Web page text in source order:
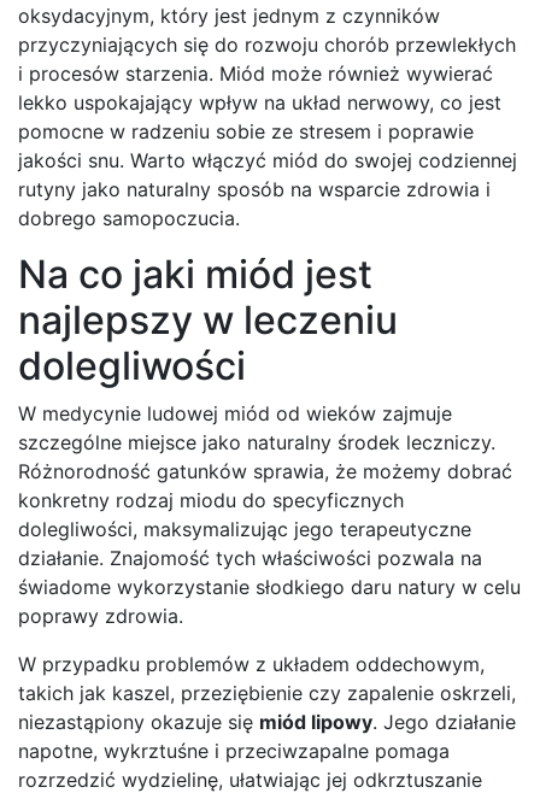
oksydacyjnym, który jest jednym z czynników
przyczyniających się do rozwoju chorób przewlekłych
i procesów starzenia. Miód może również wywierać
lekko uspokajający wpływ na układ nerwowy, co jest
pomocne w radzeniu sobie ze stresem i poprawie
jakości snu. Warto włączyć miód do swojej codziennej
rutyny jako naturalny sposób na wsparcie zdrowia i
dobrego samopoczucia.
Na co jaki miód jest
najlepszy w leczeniu
dolegliwości
W medycynie ludowej miód od wieków zajmuje
szczególne miejsce jako naturalny środek leczniczy.
Różnorodność gatunków sprawia, że możemy dobrać
konkretny rodzaj miodu do specyficznych
dolegliwości, maksymalizując jego terapeutyczne
działanie. Znajomość tych właściwości pozwala na
świadome wykorzystanie słodkiego daru natury w celu
poprawy zdrowia.
W przypadku problemów z układem oddechowym,
takich jak kaszel, przeziębienie czy zapalenie oskrzeli,
niezastąpiony okazuje się miód lipowy. Jego działanie
napotne, wykrztuśne i przeciwzapalne pomaga
rozrzedzić wydzielinę, ułatwiając jej odkrztuszanie